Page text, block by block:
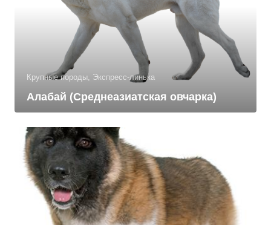
Крупные породы, Экспресс-линька
Алабай (Среднеазиатская овчарка)